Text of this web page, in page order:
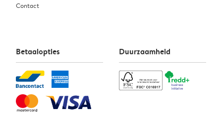
Contact
Betaalopties Duurzaamheid